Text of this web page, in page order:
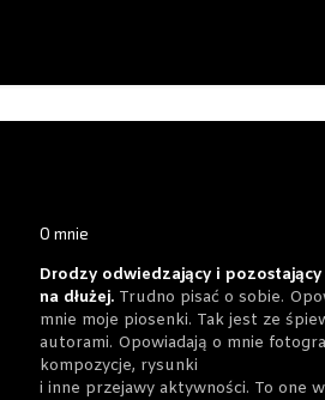
O mnie
Drodzy odwiedzający i pozostający
na dłużej. Trudno pisać o sobie.
mnie moje piosenki. Tak jest ze
autorami. Opowiadają o mnie
kompozycje, rysunki
i inne przejawy aktywności. To one